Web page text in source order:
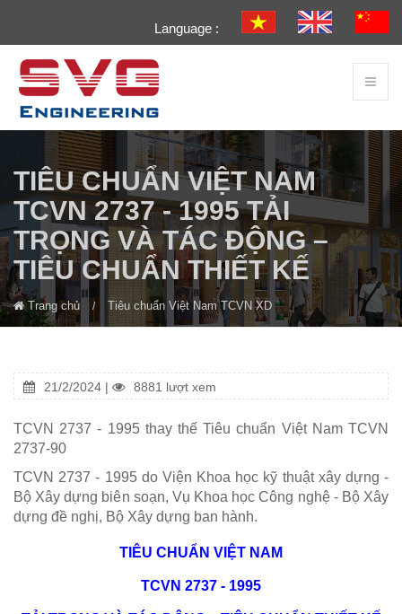
Language :
TIÊU CHUẨN VIỆT NAM
TCVN 2737 - 1995 TẢI
TRỌNG VÀ TÁC ĐỘNG –
TIÊU CHUẨN THIẾT KẾ
Trang chủ Tiêu chuẩn Việt Nam TCVN XD
21/2/2024 | 8881 lượt xem
TCVN 2737 - 1995 thay thế Tiêu chuẩn Việt Nam TCVN
2737-90
TCVN 2737 - 1995 do Viện Khoa học kỹ thuật xây dựng -
Bộ Xây dựng biên soạn, Vụ Khoa học Công nghệ - Bộ Xây
dựng đề nghị, Bộ Xây dựng ban hành.
TIÊU CHUẨN VIỆT NAM
TCVN 2737 - 1995